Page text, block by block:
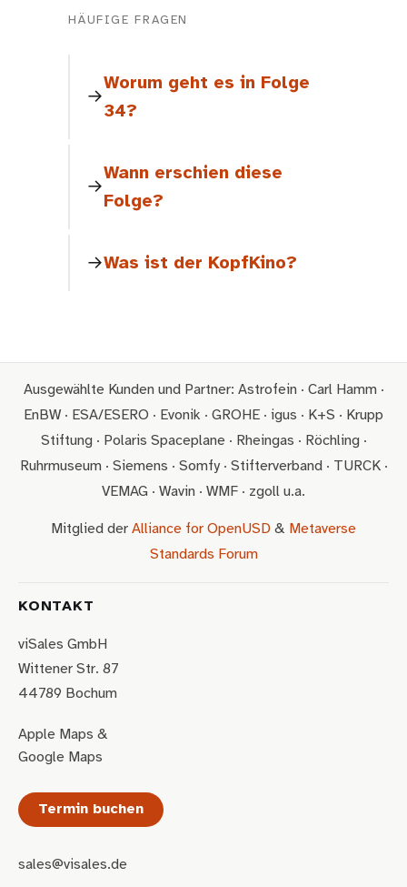
HÄUFIGE FRAGEN
Worum geht es in Folge
34?
Wann erschien diese
Folge?
Was ist der KopfKino?
Ausgewählte Kunden und Partner: Astrofein · Carl Hamm ·
EnBW · ESA/ESERO · Evonik · GROHE · igus · K+S · Krupp
Stiftung · Polaris Spaceplane · Rheingas · Röchling ·
Ruhrmuseum · Siemens · Somfy · Stifterverband · TURCK ·
VEMAG · Wavin · WMF · zgoll u.a.
Mitglied der Alliance for OpenUSD & Metaverse
Standards Forum
KONTAKT
viSales GmbH
Wittener Str. 87
44789 Bochum
Apple Maps &
Google Maps
Termin buchen
sales@visales.de